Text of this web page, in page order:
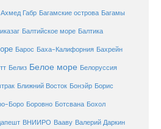
Ахмед Габр Багамские острова Багамы
Балтийское море Балтика
Барос Баха-Калифорния Бахрейн
Белиз Белое море Белоруссия
Ближний Восток Бонэйр Борис
Боро Боровно Ботсвана Бохол
ВНИИРО Вааву Валерий Даркин